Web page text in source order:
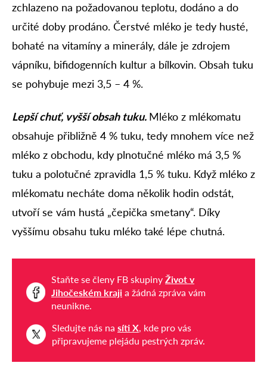
zchlazeno na požadovanou teplotu, dodáno a do
určité doby prodáno. Čerstvé mléko je tedy husté,
bohaté na vitamíny a minerály, dále je zdrojem
vápníku, bifidogenních kultur a bílkovin. Obsah tuku
se pohybuje mezi 3,5 – 4 %.
Lepší chuť, vyšší obsah tuku. Mléko z mlékomatu
obsahuje přibližně 4 % tuku, tedy mnohem více než
mléko z obchodu, kdy plnotučné mléko má 3,5 %
tuku a polotučné zpravidla 1,5 % tuku. Když mléko z
mlékomatu necháte doma několik hodin odstát,
utvoří se vám hustá „čepička smetany“. Díky
vyššímu obsahu tuku mléko také lépe chutná.
Staňte se členy FB skupiny Život v
Jihočeském kraji a žádná zpráva vám
neunikne.
Sledujte nás na síti X, kde pro vás
připravujeme plejádu pestrých zpráv.